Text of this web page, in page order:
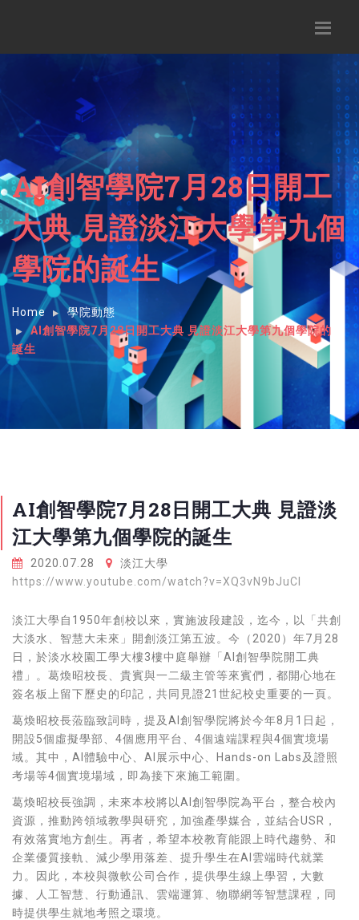
AI創智學院7月28日開工
大典 見證淡江大學第九個
學院的誕生
Home
學院動態
AI創智學院7月28日開工大典 見證淡江大學第九個學院的
誕生
AI創智學院7月28日開工大典 見證淡
江大學第九個學院的誕生
2020.07.28
淡江大學
https://www.youtube.com/watch?v=XQ3vN9bJuCI
淡江大學自1950年創校以來，實施波段建設，迄今，以「共創
大淡水、智慧大未來」開創淡江第五波。今（2020）年7月28
日，於淡水校園工學大樓3樓中庭舉辦「AI創智學院開工典
禮」。葛煥昭校長、貴賓與一二級主管等來賓們，都開心地在
簽名板上留下歷史的印記，共同見證21世紀校史重要的一頁。
葛煥昭校長蒞臨致詞時，提及AI創智學院將於今年8月1日起，
開設5個虛擬學部、4個應用平台、4個遠端課程與4個實境場
域。其中，AI體驗中心、AI展示中心、Hands-on Labs及證照
考場等4個實境場域，即為接下來施工範圍。
葛煥昭校長強調，未來本校將以AI創智學院為平台，整合校內
資源，推動跨領域教學與研究，加強產學媒合，並結合USR，
有效落實地方創生。再者，希望本校教育能跟上時代趨勢、和
企業優質接軌、減少學用落差、提升學生在AI雲端時代就業
力。因此，本校與微軟公司合作，提供學生線上學習，大數
據、人工智慧、行動通訊、雲端運算、物聯網等智慧課程，同
時提供學生就地考照之環境。